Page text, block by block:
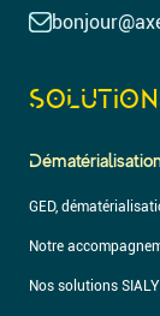
GED,
Notre
Nos solutions SIALY